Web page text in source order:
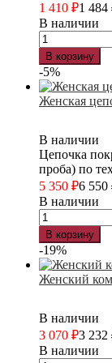
1 410 ₽1 484
В наличии
В корзину
-5%
Женская
В наличии
Цепочка
проба) по
5 350 ₽6 550
В наличии
В корзину
-19%
Женский
В наличии
3 070 ₽3 232
В наличии